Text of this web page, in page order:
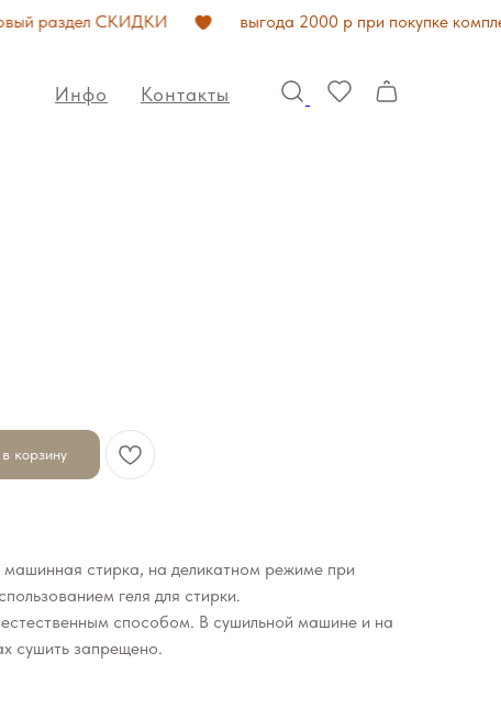
раздел СКИДКИ выгода 2000 р при покупке
Инфо Контакты
корзину
стирка, на деликатном режиме при
геля для стирки.
способом. В сушильной машине и на
сушить запрещено.